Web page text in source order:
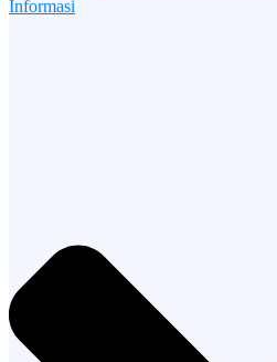
Informasi